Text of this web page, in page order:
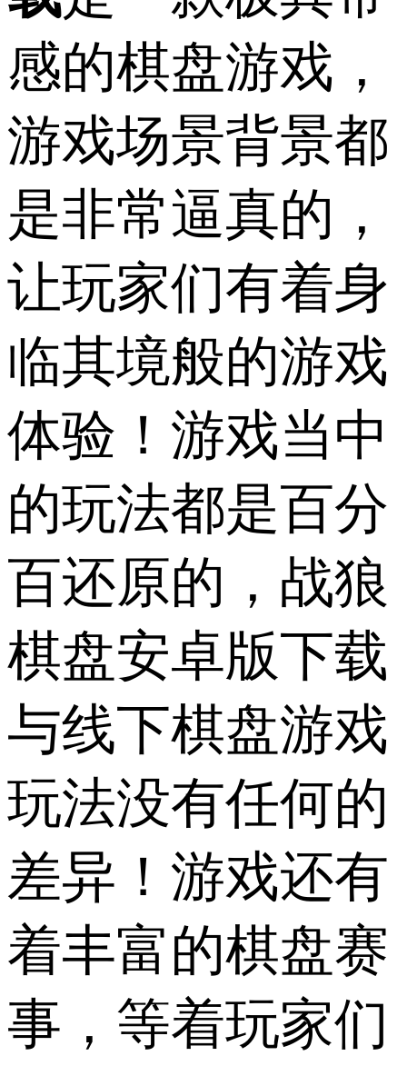
感的棋盘游戏，
游戏场景背景都
是非常逼真的，
让玩家们有着身
临其境般的游戏
体验！游戏当中
的玩法都是百分
百还原的，战狼
棋盘安卓版下载
与线下棋盘游戏
玩法没有任何的
差异！游戏还有
着丰富的棋盘赛
事，等着玩家们